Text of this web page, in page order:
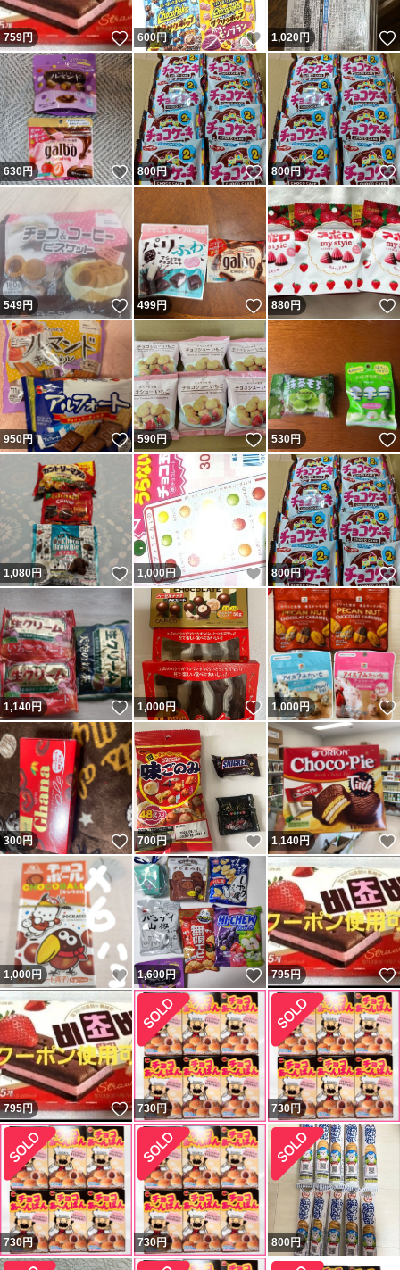
759円 いいね！
600円 いいね！
1,020円
630円 いいね！
800円 いいね！
800円
549円 いいね！
499円 いいね！
880円
950円 いいね！
590円 いいね！
530円
1,080円 いいね！
1,000 円 いいね！
800円
1,140円 いいね！
1,000円 いいね！
1,000円
300円 いいね！
700円 いいね！
1,140円
1,000円 いいね！
1,600円 いいね！
795円
795円 いいね！
730円 730円
730円 730円 800円